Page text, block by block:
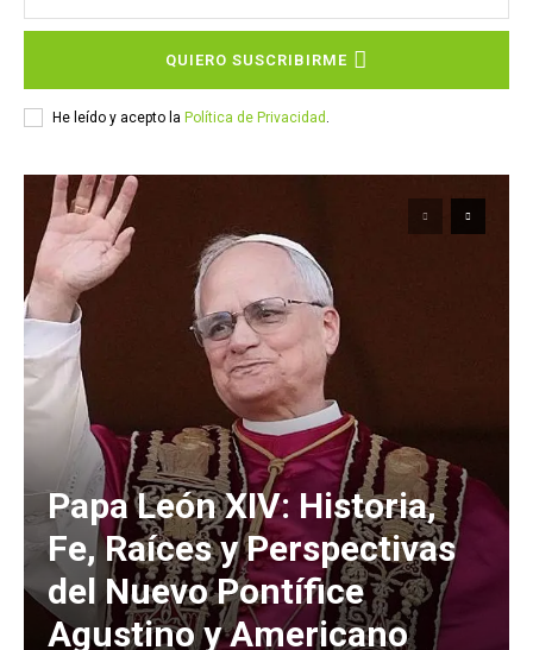
QUIERO SUSCRIBIRME
He leído y acepto la Política de Privacidad
Papa León XIV: Historia,
Fe, Raíces y Perspectivas
del Nuevo Pontífice
Agustino y Americano